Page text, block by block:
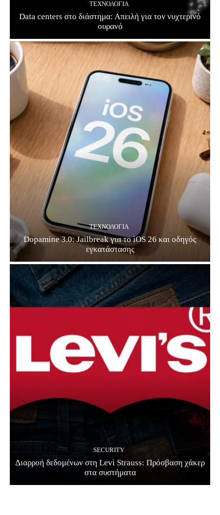
ΤΕΧΝΟΛΟΓΊΑ
Data centers στο διάστημα: Απειλή για τον νυχτερινό
ουρανό
ΤΕΧΝΟΛΟΓΊΑ
Dopamine 3.0: Jailbreak για το iOS 26 και οδηγός
εγκατάστασης
SECURITY
Διαρροή δεδομένων στη Levi Strauss: Πρόσβαση χάκερ
στα συστήματα